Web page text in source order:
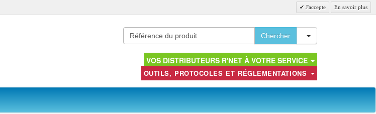
J'accepte En savoir plus
Chercher Toggle Dropdown
VOS DISTRIBUTEURS R'NET À VOTRE SERVICE
OUTILS, PROTOCOLES ET RÉGLEMENTATIONS